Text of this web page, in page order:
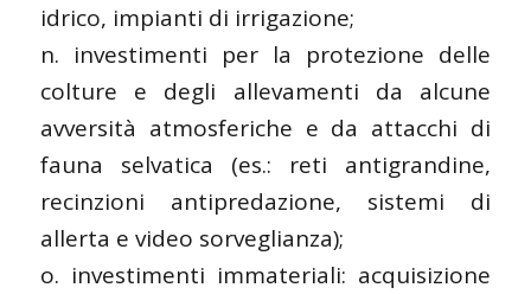
idrico, impianti di irrigazione;
n. investimenti per la protezione delle
colture e degli allevamenti da alcune
avversità atmosferiche e da attacchi di
fauna selvatica (es.: reti antigrandine,
recinzioni antipredazione, sistemi di
allerta e video sorveglianza);
o. investimenti immateriali: acquisizione